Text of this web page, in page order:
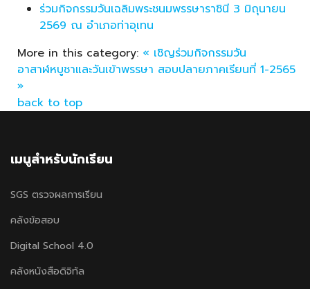
ร่วมกิจกรรมวันเฉลิมพระชนมพรรษาราชินี 3 มิถุนายน
2569 ณ อำเภอท่าอุเทน
More in this category: « เชิญร่วมกิจกรรมวัน
อาสาฬหบูชาและวันเข้าพรรษา สอบปลายภาคเรียนที่ 1-2565
»
back to top
เมนูสำหรับนักเรียน
SGS ตรวจผลการเรียน
คลังข้อสอบ
Digital School 4.0
คลังหนังสือดิจิทัล